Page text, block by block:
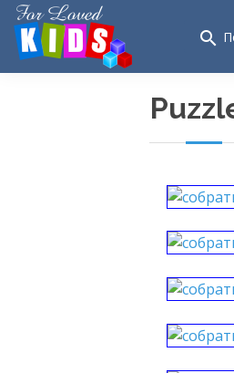
search